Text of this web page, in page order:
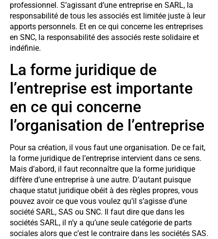
professionnel. S’agissant d’une entreprise en SARL, la
responsabilité de tous les associés est limitée juste à leur
apports personnels. Et en ce qui concerne les entreprises
en SNC, la responsabilité des associés reste solidaire et
indéfinie.
La forme juridique de
l’entreprise est importante
en ce qui concerne
l’organisation de l’entreprise
Pour sa création, il vous faut une organisation. De ce fait,
la forme juridique de l’entreprise intervient dans ce sens.
Mais d’abord, il faut reconnaître que la forme juridique
diffère d’une entreprise à une autre. D’autant puisque
chaque statut juridique obéit à des règles propres, vous
pouvez avoir ce que vous voulez qu’il s’agisse d’une
société SARL, SAS ou SNC. Il faut dire que dans les
sociétés SARL, il n’y a qu’une seule catégorie de parts
sociales alors que c’est le contraire dans les sociétés SAS.